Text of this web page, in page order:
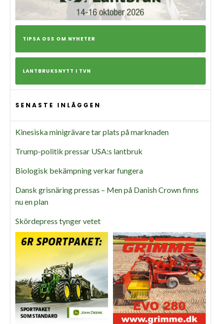
TIPSA OSS OM NYHETER
LANTBRUKSNYTT I TVN
SENASTE INLÄGGEN
Kinesiska minigrävare tar plats på marknaden
Trump-politik pressar USA:s lantbruk
Biologisk bekämpning verkar fungera
Dansk grisnäring pressas – Men på Danish Crown finns
nu en plan
Skördepress tynger vetet